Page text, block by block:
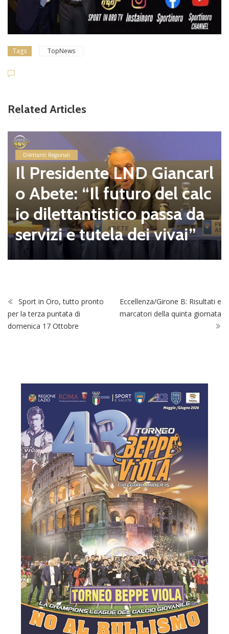
Tags TopNews
Related Articles
Dilettanti Regionali
Il Presidente LND Giancarl
o Abete: “Il futuro del calc
io dilettantistico passa da
servizi e tutela dei vivai”
Sport in Oro, tutto pronto
per la terza puntata di
domenica 17 Ottobre
Eccellenza/Girone B: Risultati e
marcatori della quinta giornata